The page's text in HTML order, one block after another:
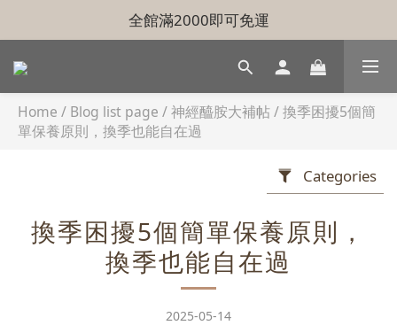
全館滿2000即可免運
Home / Blog list page /神經醯胺大補帖/換季困擾5個簡
單保養原則，換季也能自在過
Categories
換季困擾5個簡單保養原則，
換季也能自在過
2025-05-14